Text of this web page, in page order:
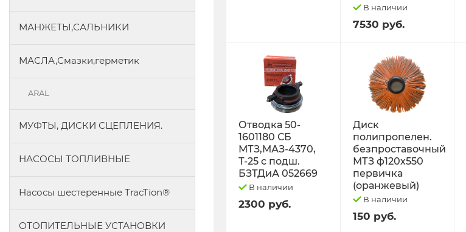
МАНЖЕТЫ,САЛЬНИКИ
МАСЛА,Смазки,герметик
ARAL
МУФТЫ, ДИСКИ СЦЕПЛЕНИЯ.
НАСОСЫ ТОПЛИВНЫЕ
Насосы шестеренные TracTion®
ОТОПИТЕЛЬНЫЕ УСТАНОВКИ
В наличии
7530 руб.
Отводка 50-
1601180 СБ
МТЗ,МАЗ-4370,
Т-25 с подш.
БЗТДиА 052669
В наличии
2300 руб.
Диск
полипропелен.
безпроставочный
МТЗ ф120х550
первичка
(оранжевый)
В наличии
150 руб.